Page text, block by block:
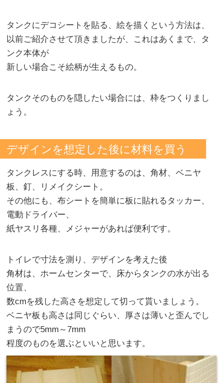
タンクにデコシートを貼る、絵を描くという方法は、
以前ご紹介させて頂きましたが、これはあくまで、タ
ンク本体が
新しい場合こそ絵柄が生えるもの。
タンクそのものを隠したい場合には、枠をつくりまし
ょう。
デザインを想定した後に材料を買う
タンクレスにする時、用意するのは、角材、ベニヤ
板、釘、リメイクシート。
その他にも、布シートを簡単に板に貼れるタッカー、
電動ドライバー、
紙ヤスリ各種、メジャーがあれば便利です。
トイレで寸法を測り、デザインを考えた後
角材は、ホームセンターで、床からタンクの水が出る
位置、
数cmを残した高さを想定して切って貰いましょう。
ベニヤ板も高さは同じぐらい、厚さは薄いと歪んでし
まうので5mm～7mm
程度のものを選ぶといいと思います。